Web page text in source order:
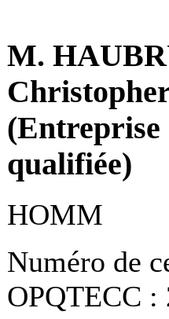
M.
(Entreprise
qualifiée)
HOMM
Numéro de
OPQTECC :